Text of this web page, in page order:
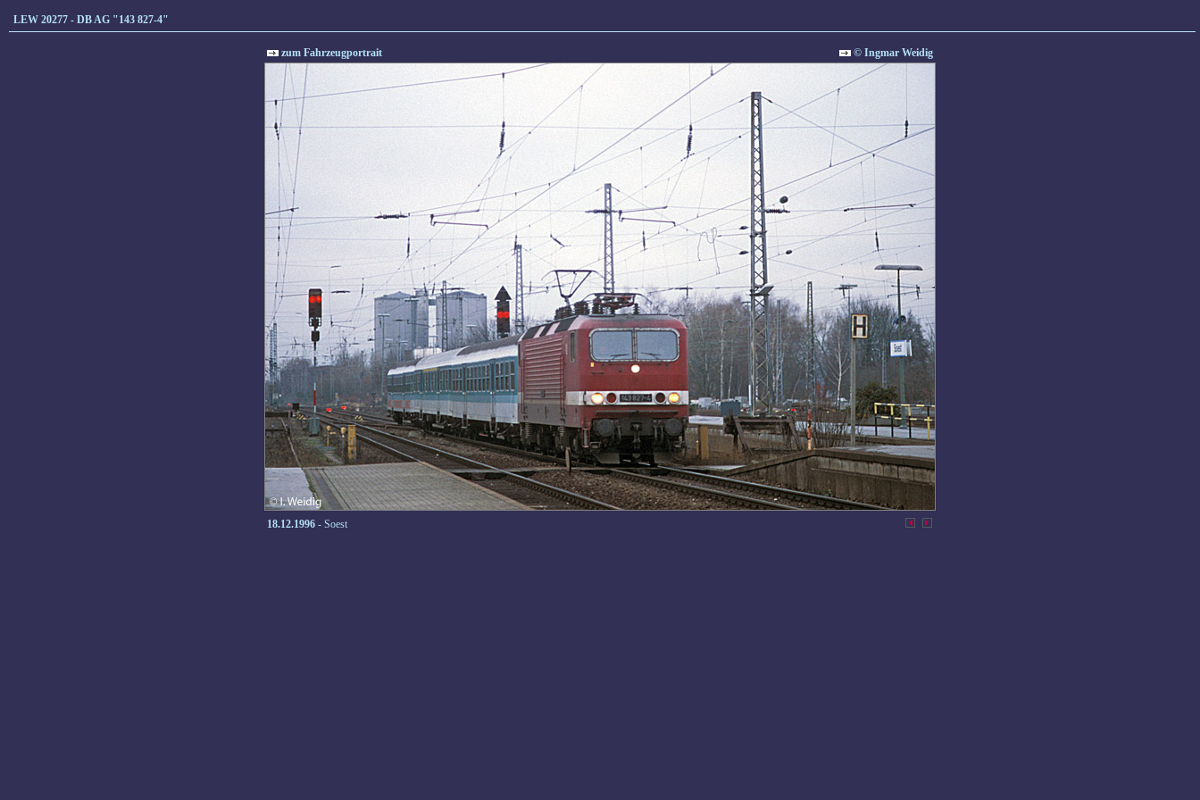
LEW 20277 - DB AG "143 827-4"
zum Fahrzeugportrait © Ingmar Weidig
18.12.1996 - Soest